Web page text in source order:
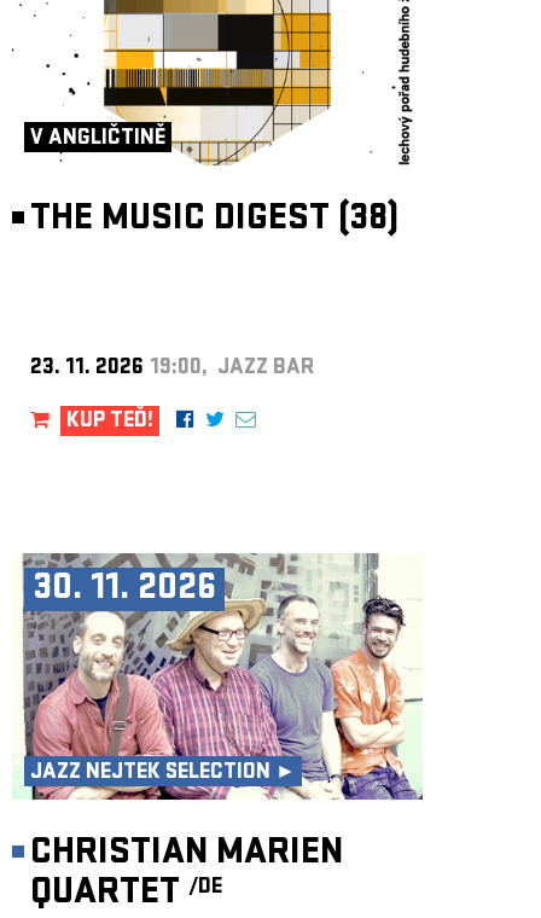
V ANGLIČTINĚ
THE MUSIC DIGEST (38)
23. 11. 2026 19:00, JAZZ BAR
KUP TEĎ!
30. 11. 2026
JAZZ NEJTEK SELECTION ►
CHRISTIAN MARIEN
QUARTET /DE